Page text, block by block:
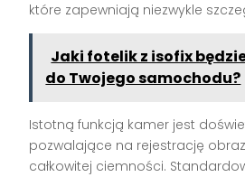
które zapewniają niezwykle
Jaki fotelik z isofix
do Twojego samochodu?
Istotną funkcją kamer jest
pozwalające na rejestrację
całkowitej ciemności.